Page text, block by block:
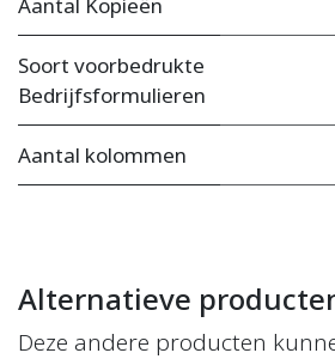
Soort voorbedrukte
Bedrijfsformulieren
Aantal kolommen
Alternatieve
Deze andere producten